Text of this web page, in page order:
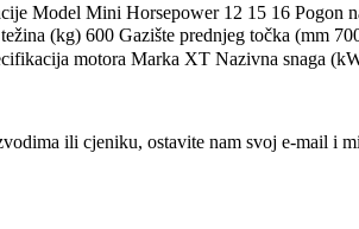
Model Mini Horsepower 12 15 16 Pogon
(kg) 600 Gazište prednjeg točka (mm
motora Marka XT Nazivna snaga
ili cjeniku, ostavite nam svoj e-mail i